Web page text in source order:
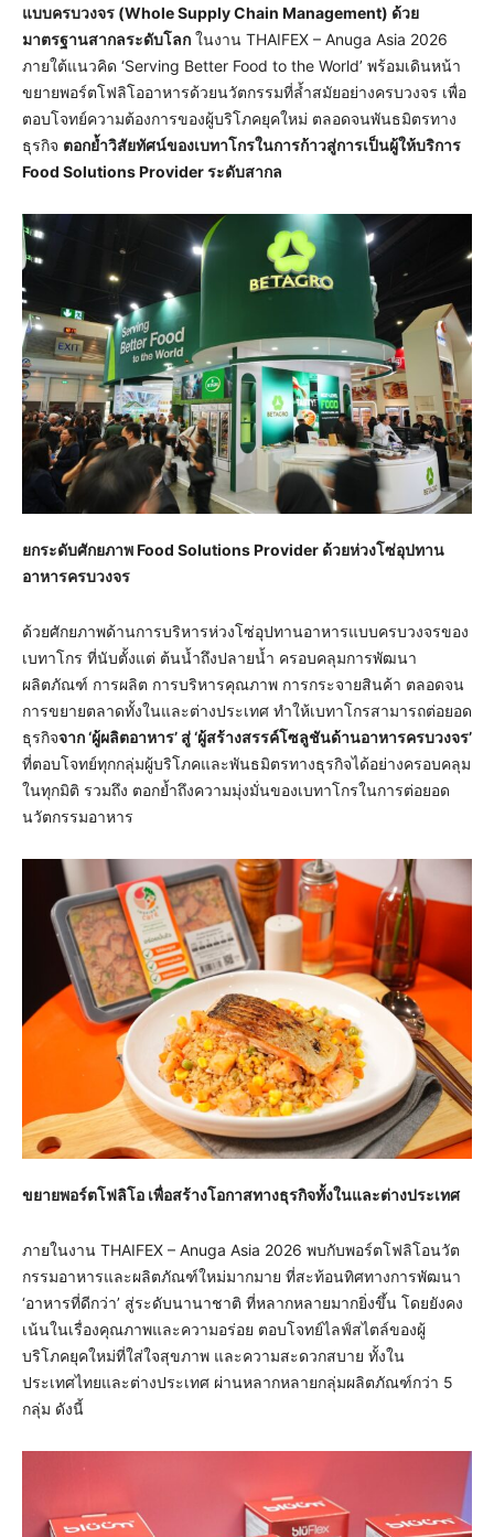
แบบครบวงจร (Whole Supply Chain Management) ด้วย
มาตรฐานสากลระดับโลก ในงาน THAIFEX – Anuga Asia 2026
ภายใต้แนวคิด ‘Serving Better Food to the World’ พร้อมเดินหน้า
ขยายพอร์ตโฟลิโออาหารด้วยนวัตกรรมที่ล้ำสมัยอย่างครบวงจร เพื่อ
ตอบโจทย์ความต้องการของผู้บริโภคยุคใหม่ ตลอดจนพันธมิตรทาง
ธุรกิจ ตอกย้ำวิสัยทัศน์ของเบทาโกรในการก้าวสู่การเป็นผู้ให้บริการ
Food Solutions Provider ระดับสากล
ยกระดับศักยภาพFood Solutions Provider ด้วยห่วงโซ่อุปทาน
อาหารครบวงจร
ด้วยศักยภาพด้านการบริหารห่วงโซ่อุปทานอาหารแบบครบวงจรของ
เบทาโกร ที่นับตั้งแต่ ต้นน้ำถึงปลายน้ำ ครอบคลุมการพัฒนา
ผลิตภัณฑ์ การผลิต การบริหารคุณภาพ การกระจายสินค้า ตลอดจน
การขยายตลาดทั้งในและต่างประเทศ ทำให้เบทาโกรสามารถต่อยอด
ธุรกิจจาก ‘ผู้ผลิตอาหาร’ สู่ ‘ผู้สร้างสรรค์โซลูชันด้านอาหารครบวงจร’
ที่ตอบโจทย์ทุกกลุ่มผู้บริโภคและพันธมิตรทางธุรกิจได้อย่างครอบคลุม
ในทุกมิติ รวมถึง ตอกย้ำถึงความมุ่งมั่นของเบทาโกรในการต่อยอด
นวัตกรรมอาหาร
ขยายพอร์ตโฟลิโอ เพื่อสร้างโอกาสทางธุรกิจทั้งในและต่างประเทศ
ภายในงาน THAIFEX – Anuga Asia 2026 พบกับพอร์ตโฟลิโอนวัต
กรรมอาหารและผลิตภัณฑ์ใหม่มากมาย ที่สะท้อนทิศทางการพัฒนา
‘อาหารที่ดีกว่า’ สู่ระดับนานาชาติ ที่หลากหลายมากยิ่งขึ้น โดยยังคง
เน้นในเรื่องคุณภาพและความอร่อย ตอบโจทย์ไลฟ์สไตล์ของผู้
บริโภคยุคใหม่ที่ใส่ใจสุขภาพ และความสะดวกสบาย ทั้งใน
ประเทศไทยและต่างประเทศ ผ่านหลากหลายกลุ่มผลิตภัณฑ์กว่า 5
กลุ่ม ดังนี้